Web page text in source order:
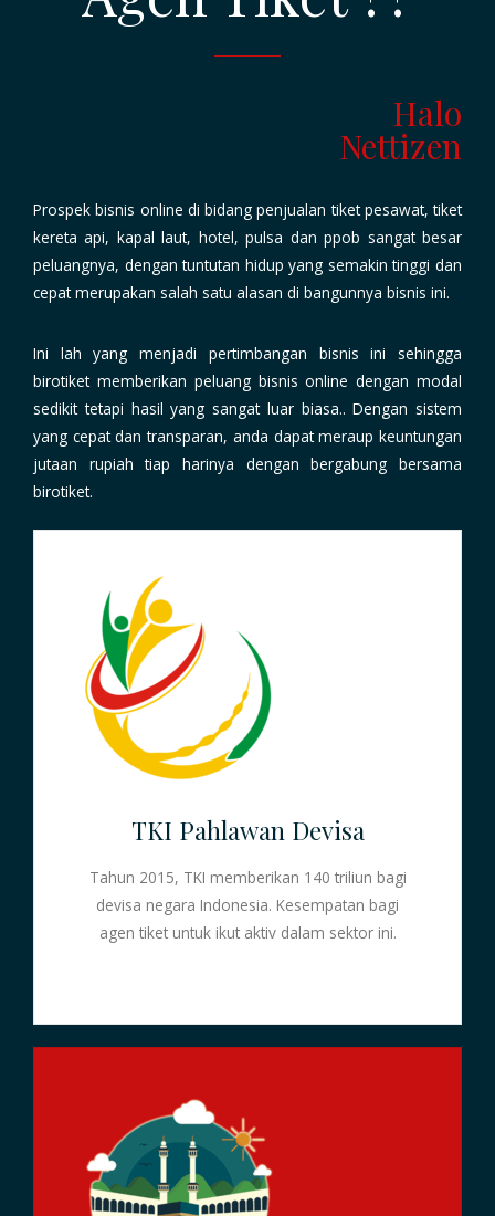
Halo
Nettizen
Prospek bisnis online di bidang penjualantiket pesawat, tiket
kereta api, kapal laut, hotel, pulsa dan ppob sangat besar
peluangnya, dengan tuntutan hidup yang semakin tinggi dan
cepat merupakan salah satu alasan di bangunnya bisnis ini.
Ini lah yang menjadi pertimbangan bisnis ini sehingga
birotiket memberikan peluang bisnis online dengan modal
sedikittetapi hasil yang sangat luar biasa.. Dengan sistem
yang cepat dan transparan, anda dapat meraup keuntungan
jutaan rupiah tiap harinya dengan bergabung bersama
birotiket.
TKI Pahlawan Devisa
Tahun 2015, TKI memberikan 140 triliun bagi
devisa negara Indonesia. Kesempatan bagi
agen tiket untuk ikut aktiv dalam sektor ini.